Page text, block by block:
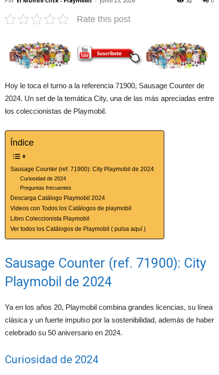
Rate this post
Hoy le toca el turno a la referencia 71900, Sausage Counter de
2024. Un set de la temática City, una de las más apreciadas entre
los coleccionistas de Playmobil.
Índice
Sausage Counter (ref. 71900): City Playmobil de 2024
Curiosidad de 2024
Preguntas frecuentes
Descarga Catálogo Playmobil 2024
Videos con Todos los Catálogos de playmobil
Libro Coleccionista Playmobil
Ver todos los Catálogos de Playmobil ( pulsa aquí )
Sausage Counter (ref. 71900): City
Playmobil de 2024
Ya en los años 20, Playmobil combina grandes licencias, su línea
clásica y un fuerte impulso por la sostenibilidad, además de haber
celebrado su 50 aniversario en 2024.
Curiosidad de 2024